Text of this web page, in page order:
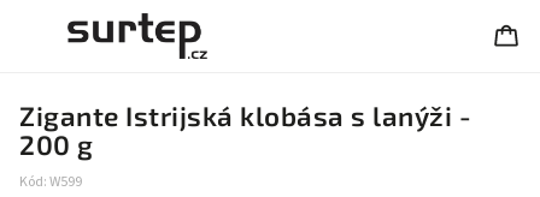
Zigante Istrijská klobása s lanýži -
200 g
Kód:W599